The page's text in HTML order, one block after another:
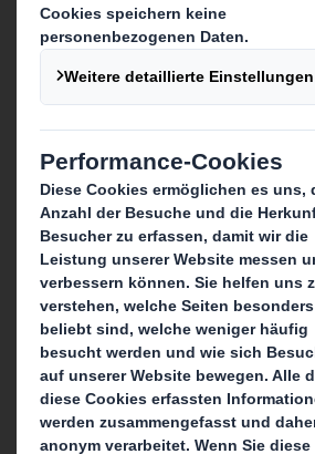
Wer wir sind
Über DS
Über
Zusammenschluss von
Unser
Media
Karriere &